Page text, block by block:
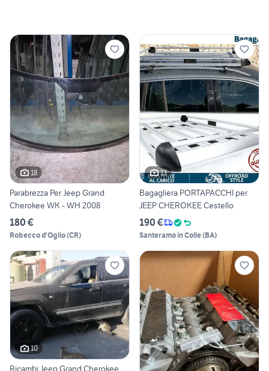
18
Parabrezza Per Jeep Grand
Cherokee WK - WH 2008
180 €
Robecco d'Oglio(CR)
13
Bagagliera PORTAPACCHI per
JEEP CHEROKEE Cestello
190 €
Santeramo in Colle(BA)
10
Ricambi Jeep Grand Cherokee